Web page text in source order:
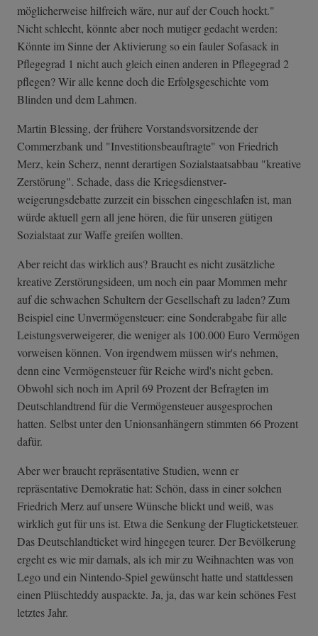
möglicherweise hilfreich wäre, nur auf der Couch hockt."
Nicht schlecht, könnte aber noch mutiger gedacht werden:
Könnte im Sinne der Aktivierung so ein fauler Sofasack in
Pflegegrad 1 nicht auch gleich einen anderen in Pflegegrad 2
pflegen? Wir alle kenne doch die Erfolgsgeschichte vom
Blinden und dem Lahmen.
Martin Blessing, der frühere Vorstandsvorsitzende der
Commerzbank und "Investitionsbeauftragte" von Friedrich
Merz, kein Scherz, nennt derartigen Sozialstaatsabbau "kreative
Zerstörung". Schade, dass die Kriegsdienstver­
weigerungsdebat­te zurzeit ein bisschen eingeschlafen ist, man
würde aktuell gern all jene hören, die für unseren gütigen
Sozialstaat zur Waffe greifen wollten.
Aber reicht das wirklich aus? Braucht es nicht zusätzliche
kreative Zerstörungsideen, um noch ein paar Mommen mehr
auf die schwachen Schultern der Gesellschaft zu laden? Zum
Beispiel eine Unvermögensteuer: eine Sonderabgabe für alle
Leistungsverweigerer, die weniger als 100.000 Euro Vermögen
vorweisen können. Von irgendwem müssen wir's nehmen,
denn eine Vermögensteuer für Reiche wird's nicht geben.
Obwohl sich noch im April 69 Prozent der Befragten im
Deutschlandtrend für die Vermögensteuer ausgesprochen
hatten. Selbst unter den Unionsanhängern stimmten 66 Prozent
dafür.
Aber wer braucht repräsentative Studien, wenn er
repräsentative Demokratie hat: Schön, dass in einer solchen
Friedrich Merz auf unsere Wünsche blickt und weiß, was
wirklich gut für uns ist. Etwa die Senkung der Flugticketsteuer.
Das Deutschlandticket wird hingegen teurer. Der Bevölkerung
ergeht es wie mir damals, als ich mir zu Weihnachten was von
Lego und ein Nintendo-Spiel gewünscht hatte und stattdessen
einen Plüschteddy auspackte. Ja, ja, das war kein schönes Fest
letztes Jahr.